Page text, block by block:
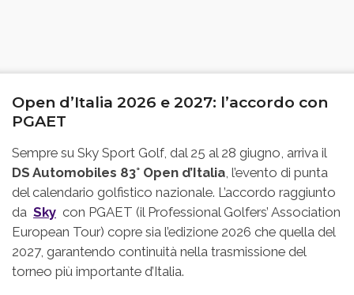
Open d’Italia 2026 e 2027: l’accordo con
PGAET
Sempre su Sky Sport Golf, dal 25 al 28 giugno, arriva il
DS Automobiles 83° Open d’Italia, l’evento di punta
del calendario golfistico nazionale. L’accordo raggiunto
da Sky con PGAET (il Professional Golfers’ Association
European Tour) copre sia l’edizione 2026 che quella del
2027, garantendo continuità nella trasmissione del
torneo più importante d’Italia.